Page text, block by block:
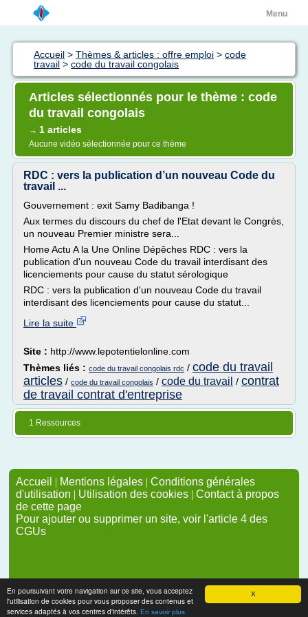
X
En poursuivant votre navigation sur ce site, vous acceptez
l'utilisation de cookies pour vous proposer des contenus et
services adaptés à vos centres d'intérêts. En savoir plus
Menu
Accueil > Thèmes & articles : offre emploi > code
travail > code du travail congolais
Articles sélectionnés pour le thème : code
du travail congolais
→ 1 articles
Aucune vidéo sélectionnée pour ce thème
RDC : vers la publication d’un nouveau Code du
travail ...
Gouvernement : exit Samy Badibanga !
Aux termes du discours du chef de l'Etat devant le Congrès,
un nouveau Premier ministre sera...
Home Actu A la Une Online Dépêches RDC : vers la
publication d'un nouveau Code du travail interdisant des
licenciements pour cause du statut sérologique
RDC : vers la publication d'un nouveau Code du travail
interdisant des licenciements pour cause du statut...
Lire la suite
Site : http://www.lepotentielonline.com
Thèmes liés : code du travail congolais rdc / code du travail
articles / code du travail congolais / code du travail / contrat
de travail contrat d'entreprise
1 Ressources
Accueil | Mentions légales | Conditions générales
d'utilisation | Utilisation des cookies | Contact à propos
de cette page
Pour ajouter ou supprimer un site, voir l'article 4 des
CGUs